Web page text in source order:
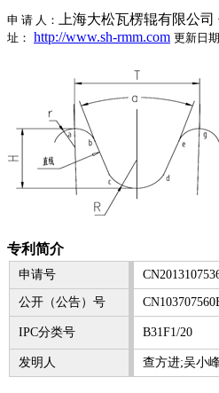
申 请 人： 上海大松瓦楞辊有限公司
址： http://www.sh-rmm.com 更新日期
专利简介
申请号
公开（公告）号
IPC分类号 B31F1/20
发明人
查方进;吴小